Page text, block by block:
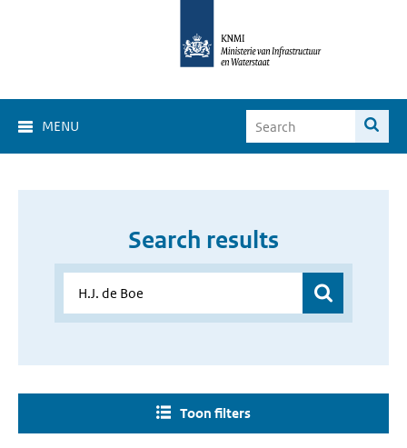
MENU
Search results
Toon filters